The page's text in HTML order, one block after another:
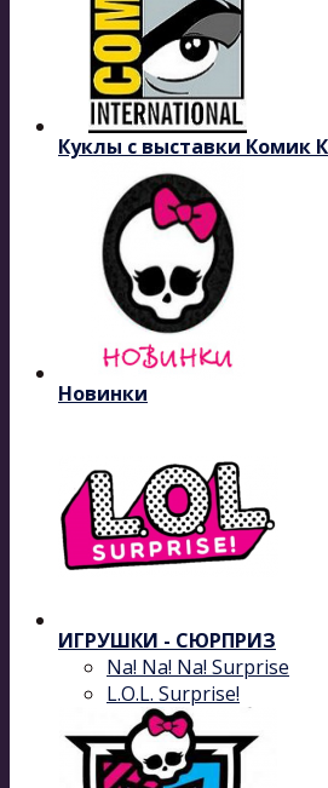
Куклы с выставки Комик
Новинки
ИГРУШКИ - СЮРПРИЗ
Na! Na! Na! Surprise
L.O.L. Surprise!